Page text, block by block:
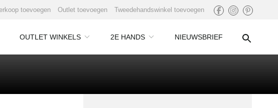
toevoegen Outlet toevoegen Tweedehandswinkel toevoegen
OUTLET WINKELS 2E HANDS NIEUWSBRIEF